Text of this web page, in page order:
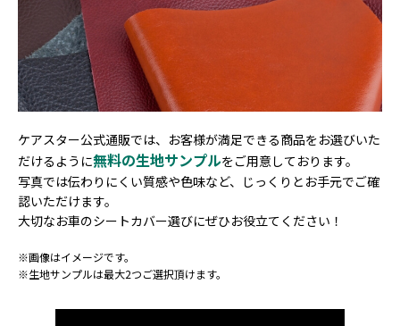
ケアスター公式通販では、お客様が満足できる商品をお選びいた
だけるように無料の生地サンプルをご用意しております。
写真では伝わりにくい質感や色味など、じっくりとお手元でご確
認いただけます。
大切なお車のシートカバー選びにぜひお役立てください！
※画像はイメージです。
※生地サンプルは最大2つご選択頂けます。